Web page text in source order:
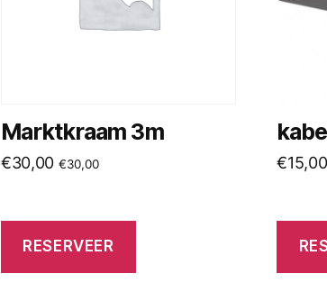
Marktkraam 3m
€30,00 €30,00
RESERVEER
€15,00